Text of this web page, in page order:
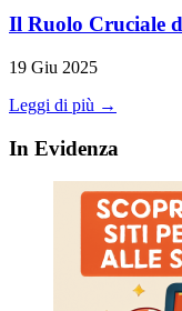
Il Ruolo Cruciale
19 Giu 2025
Leggi di più →
In Evidenza